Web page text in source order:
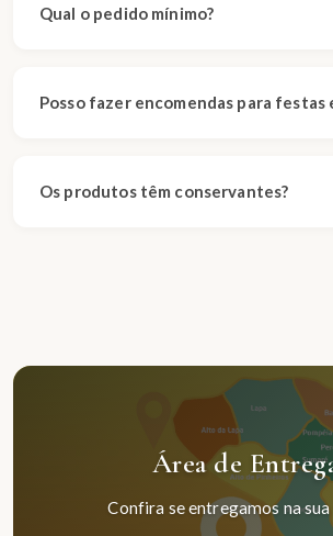
Qual o pedido mínimo?
Posso fazer encomendas para festas
Os produtos têm conservantes?
Área de
Confira se entregamos na